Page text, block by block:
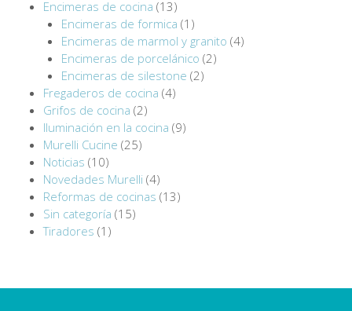
Encimeras de cocina (13)
Encimeras de formica (1)
Encimeras de marmol y granito (4)
Encimeras de porcelánico (2)
Encimeras de silestone (2)
Fregaderos de cocina (4)
Grifos de cocina (2)
Iluminación en la cocina (9)
Murelli Cucine (25)
Noticias (10)
Novedades Murelli (4)
Reformas de cocinas (13)
Sin categoría (15)
Tiradores (1)